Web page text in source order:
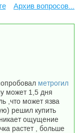
Архив вопросов...
метрогил
может 1,5 дня
,что может язва
решил купить
ощущение
растет , больше